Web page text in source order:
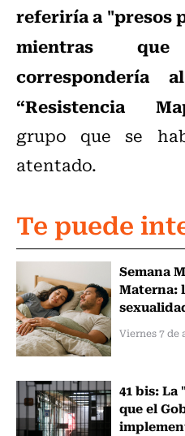
referiría a "presos
mientras
correspondería
“Resistencia
grupo que se
atentado.
Te puede
Semana
Materna:
Viernes 7 de
41 bis:
que el